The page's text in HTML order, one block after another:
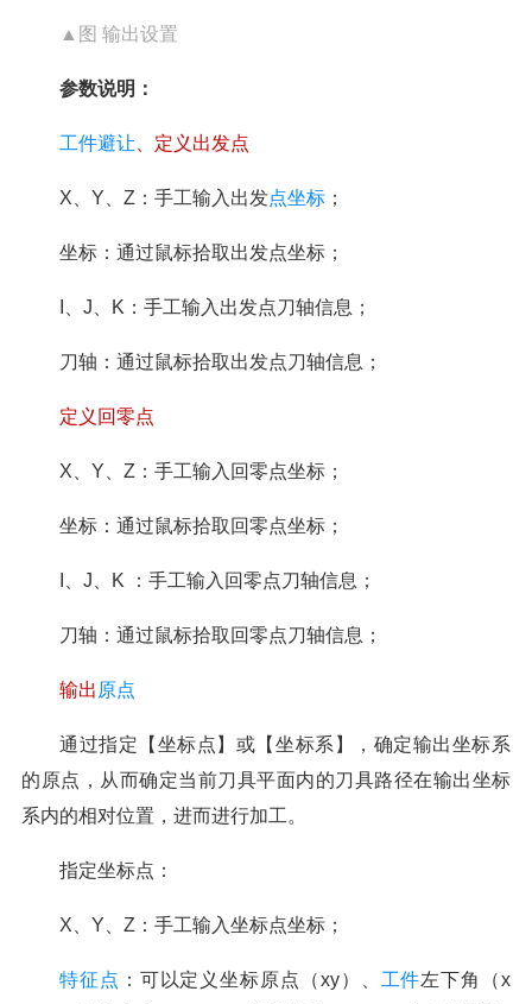
▲图 输出设置
参数说明：
工件避让 、定义出发点
X、Y、Z：手工输入出发点坐标 ；
坐标：通过鼠标拾取出发点坐标；
I、J、K：手工输入出发点刀轴信息；
刀轴：通过鼠标拾取出发点刀轴信息；
定义回零点
X、Y、Z：手工输入回零点坐标；
坐标：通过鼠标拾取回零点坐标；
I、J、K ：手工输入回零点刀轴信息；
刀轴：通过鼠标拾取回零点刀轴信息；
输出 原点
通过指定【坐标点】或【坐标系】，确定输出坐标系
的原点，从而确定当前刀具平面内的刀具路径在输出坐标
系内的相对位置，进而进行加工。
指定坐标点：
X、Y、Z：手工输入坐标点坐标；
特征点 ：可以定义坐标原点（xy）、 工件左下角（x